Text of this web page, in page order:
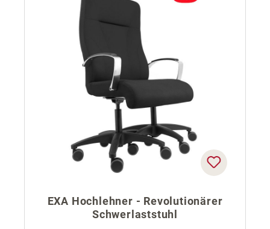
EXA Hochlehner - Revolutionärer
Schwerlaststuhl